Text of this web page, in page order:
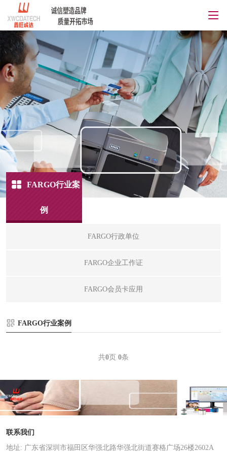
FARGO行业案
例
FARGO行政单位
FARGO企业工作证
FARGO会员卡应用
FARGO行业案例
共0页 0条
联系我们
地址: 广东省深圳市福田区华强北路华强北街道赛格广场26楼2602A